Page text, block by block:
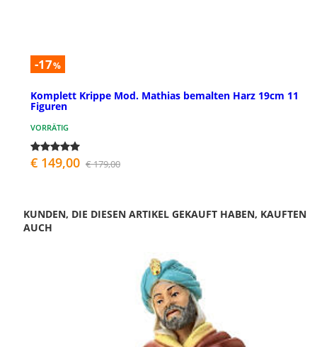
-17%
Komplett Krippe Mod. Mathias bemalten Harz 19cm 11
Figuren
VORRÄTIG
€ 149,00 € 179,00
KUNDEN, DIE DIESEN ARTIKEL GEKAUFT HABEN, KAUFTEN
AUCH